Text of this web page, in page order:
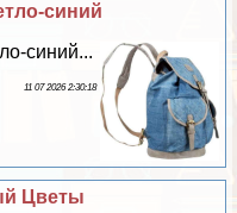
синий
синий...
11 07 2026 2:30:18
Цветы